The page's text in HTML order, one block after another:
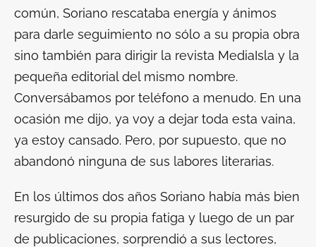
común, Soriano rescataba energía y ánimos
para darle seguimiento no sólo a su propia obra
sino también para dirigir la revista MediaIsla y la
pequeña editorial del mismo nombre.
Conversábamos por teléfono a menudo. En una
ocasión me dijo, ya voy a dejar toda esta vaina,
ya estoy cansado. Pero, por supuesto, que no
abandonó ninguna de sus labores literarias.
En los últimos dos años Soriano había más bien
resurgido de su propia fatiga y luego de un par
de publicaciones, sorprendió a sus lectores,